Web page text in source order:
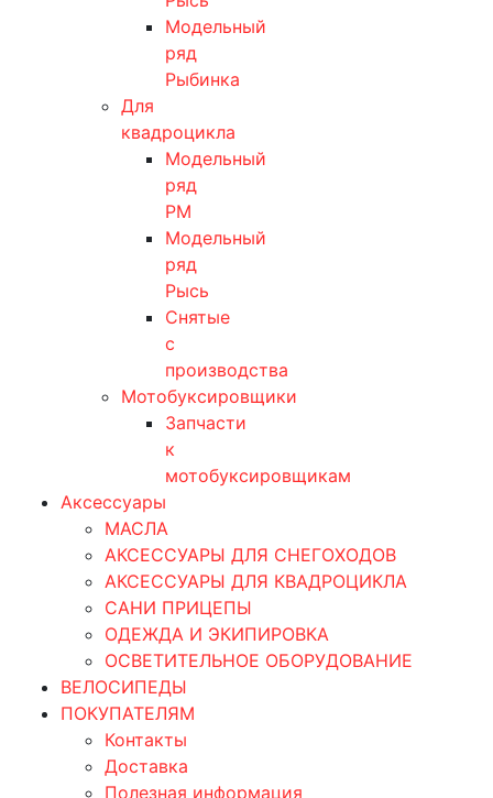
Модельный
ряд
Рыбинка
Для
квадроцикла
Модельный
ряд
РМ
Модельный
ряд
Рысь
Снятые
с
производства
Мотобуксировщики
Запчасти
к
мотобуксировщикам
Аксессуары
МАСЛА
АКСЕССУАРЫ ДЛЯ СНЕГОХОДОВ
АКСЕССУАРЫ ДЛЯ КВАДРОЦИКЛА
САНИ ПРИЦЕПЫ
ОДЕЖДА И ЭКИПИРОВКА
ОСВЕТИТЕЛЬНОЕ ОБОРУДОВАНИЕ
ВЕЛОСИПЕДЫ
ПОКУПАТЕЛЯМ
Контакты
Доставка
Полезная информация